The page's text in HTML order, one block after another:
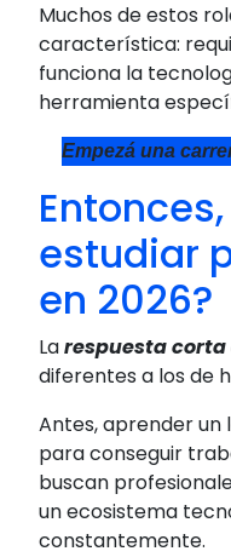
Muchos de estos
característica:
funciona la
herramienta
Empezá una
estudiar
en 2026?
Larespuesta corta
diferentes a los de
Antes, aprender un
para conseguir
buscan
un ecosistema
constantemente.